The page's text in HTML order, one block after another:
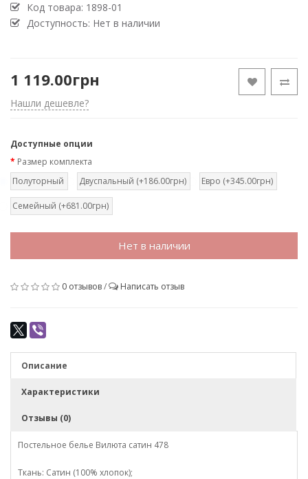
Код товара: 1898-01
Доступность: Нет в наличии
1 119.00грн
Нашли дешевле?
Доступные опции
Размер комплекта
Полуторный
Двуспальный (+186.00грн) Евро (+345.00грн)
Семейный (+681.00грн)
Нет в наличии
0 отзывов/ Написать отзыв
Описание
Характеристики
Отзывы (0)
Постельное белье Вилюта сатин 478
Ткань: Сатин (100% хлопок);